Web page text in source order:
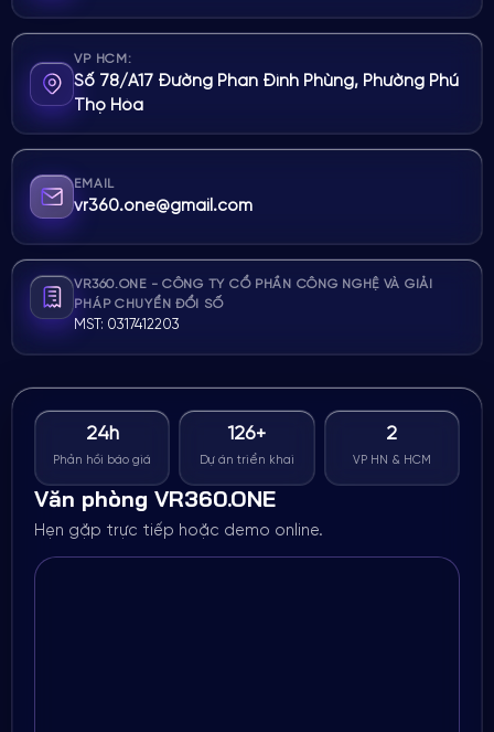
VP HCM:
Số 78/A17 Đường Phan Đình Phùng, Phường Phú
Thọ Hòa
EMAIL
vr360.one@gmail.com
VR360.ONE - CÔNG TY CỔ PHẦN CÔNG NGHỆ VÀ GIẢI
PHÁP CHUYỂN ĐỔI SỐ
MST: 0317412203
24h
Phản hồi báo giá
126+
Dự án triển khai
2
VP HN & HCM
Văn phòng VR360.ONE
Hẹn gặp trực tiếp hoặc demo online.